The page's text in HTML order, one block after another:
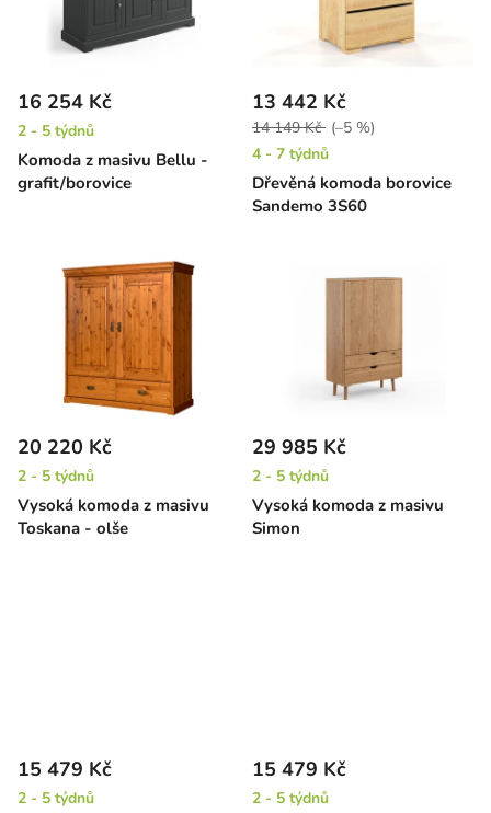
Komoda z masivu Bellu -
grafit/borovice
16 254 Kč
2 - 5 týdnů
Dřevěná komoda borovice
Sandemo 3S60
13 442 Kč
14 149 Kč (–5 %)
4 - 7 týdnů
Vysoká komoda z masivu
Toskana - olše
20 220 Kč
2 - 5 týdnů
Vysoká komoda z masivu
Simon
29 985 Kč
2 - 5 týdnů
15 479 Kč
2 - 5 týdnů
15 479 Kč
2 - 5 týdnů